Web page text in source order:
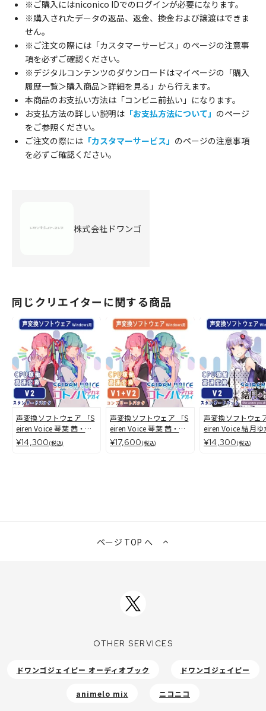
※ご購入にはniconico IDでのログインが必要になります。
※購入されたデータの返品、返金、換金および譲渡はできま
せん。
※ご注文の際には「カスタマーサービス」のページの注意事
項を必ずご確認ください。
※デジタルコンテンツのダウンロードはマイページの「購入
履歴一覧＞購入商品＞詳細を見る」から行えます。
本商品のお支払い方法は「コンビニ前払い」になります。
お支払方法の詳しい説明は 「お支払方法について」 のページ
をご参照ください。
ご注文の際には 「カスタマーサービス」 のページの注意事項
を必ずご確認ください。
株式会社ドワンゴ
同じクリエイターに関する商品
声変換ソフトウェア 「S
eiren Voice 琴葉 茜・
葵」スタンダードパック
(v2) スタンダードパッ
¥14,300(税込)
声変換ソフトウェア 「S
eiren Voice 琴葉 茜・
葵」 コンプリートパッ
ク(v1&v2) コンプリー
¥17,600(税込)
声変換ソフトウェ
eiren Voice 結月ゆ
り」 スタンダード
ク(v2)
¥14,300(税込)
ページ TOP へ
OTHER SERVICES
ドワンゴジェイピー オーディオブック ドワンゴジェイピー
animelo mix ニコニコ